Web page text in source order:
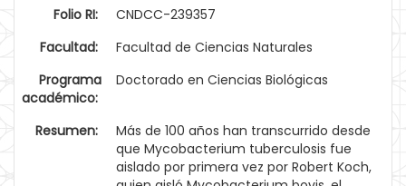
Folio RI:
CNDCC-239357
Facultad:
Facultad de Ciencias Naturales
Programa
académico:
Doctorado en Ciencias Biológicas
Resumen:
Más de 100 años han transcurrido desde
que Mycobacterium tuberculosis fue
aislado por primera vez por Robert Koch,